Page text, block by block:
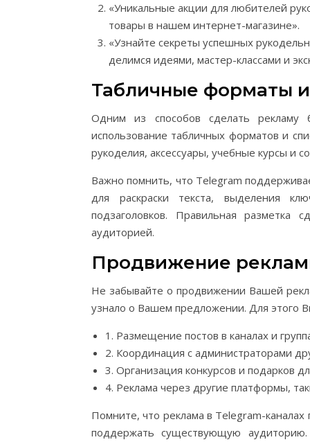
«Уникальные акции для любителей
товары в нашем интернет-магазине».
«Узнайте секреты успешных
делимся идеями, мастер-классами и
Табличные форматы
Одним из способов сделать рекламу
использование табличных форматов и
рукоделия, аксессуары, учебные курсы и
Важно помнить, что Telegram
для раскраски текста, выделения
подзаголовков. Правильная
аудиторией.
Продвижение
Не забывайте о продвижении Вашей
узнало о Вашем предложении. Для этого
1. Размещение постов в каналах и
2. Координация с администраторами
3. Организация конкурсов и подарков
4. Реклама через другие платформы,
Помните, что реклама в Telegram-
поддержать существующую